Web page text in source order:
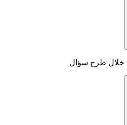
خلال طرح سؤال